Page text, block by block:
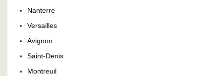
Nanterre
Versailles
Avignon
Saint-Denis
Montreuil